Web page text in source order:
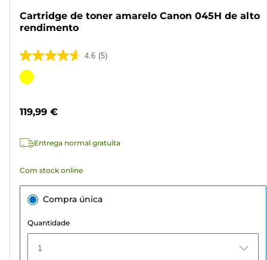
Cartridge de toner amarelo Canon 045H de alto
rendimento
4.6 (5)
4.6
em
Cartucho
119,99 €
Entrega normal gratuita
Com stock online
Compra única
Quantidade
1